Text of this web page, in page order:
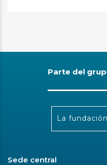
Parte del
La
Sede central